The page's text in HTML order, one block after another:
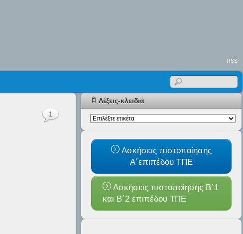
RSS
1
Λέξεις-κλειδιά
Ασκήσεις πιστοποίησης
Α΄επιπέδου ΤΠΕ
Ασκήσεις πιστοποίησης Β΄1
και B΄2 επιπέδου ΤΠΕ